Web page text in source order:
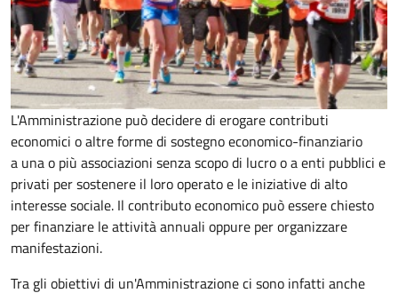
L'Amministrazione può decidere di erogare contributi
economici o altre forme di sostegno economico-finanziario
a una o più associazioni senza scopo di lucro o a enti pubblici e
privati per sostenere il loro operato e le iniziative di alto
interesse sociale. Il contributo economico può essere chiesto
per finanziare le attività annuali oppure per organizzare
manifestazioni.
Tra gli obiettivi di un'Amministrazione ci sono infatti anche